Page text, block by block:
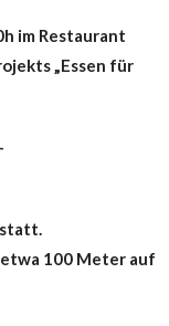
im Restaurant
„Essen für
statt.
100 Meter auf